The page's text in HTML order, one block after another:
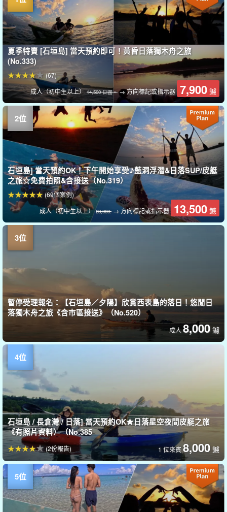
夏季特賣 [石垣島] 當天預約即可！黃昏日落獨木舟之旅
(No.333)
成人（初中生以上）14,500 日圓。→ 方向標記或指示器 7,900 鑢
(67)
石垣島] 當天預約OK！下午開始享受♪藍洞浮潛&日落SUP/皮艇
之旅☆免費拍照&含接送（No.319）
成人（初中生以上）28,000. → 方向標記或指示器 13,500 鑢
(69個案例)
暫停受理報名：【石垣島／夕陽】欣賞西表島的落日！悠閒日
落獨木舟之旅《含市區接送》（No.520）
成人8,000 鑢
石垣島 / 長倉灣 / 日落] 當天預約OK★日落星空夜間皮艇之旅
《有照片資料）（No.385
1 位來賓 8,000 鑢
(2份報告)